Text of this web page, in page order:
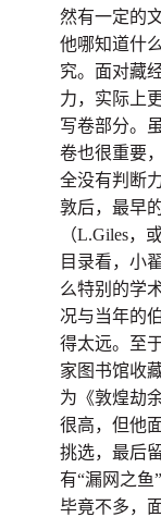
然有一定的
他哪知道什
究。面对藏
力，实际上
写卷部分。
卷也很重要
全没有判断
敦后，最早
（L.Giles，
目录看，小
么特别的学
况与当年的
得太远。至
家图书馆收
为《敦煌劫
很高，但他
挑选，最后
有“漏网之鱼
毕竟不多，